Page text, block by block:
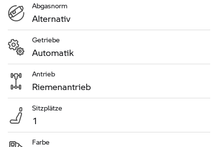
Abgasnorm
Alternativ
Getriebe
Automatik
Antrieb
Riemenantrieb
Sitzplätze
1
Farbe